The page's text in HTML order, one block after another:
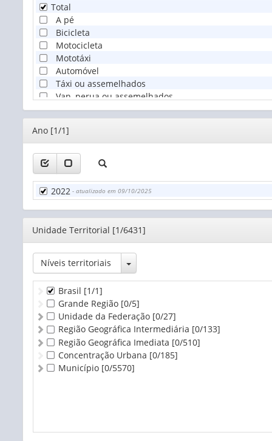
Total
A pé
Bicicleta
Motocicleta
Mototáxi
Automóvel
Táxi ou assemelhados
Van, perua ou assemelhados
Ônibus
BRT ou ônibus de trânsito rápido
Trem ou metrô
Caminhonete ou caminhão adaptado (pau de arara)
Embarcação de médio e grande porte (acima de 20
Embarcação de pequeno porte (até 20 pessoas)
Outros
Editor
Ano [1/1]
2022 - atualizado em 09/10/2025
Editor
Unidade Territorial [1/6431]
Níveis territoriais Toggle Dropdown
Brasil [1/1]
Grande Região [0/5]
Unidade da Federação [0/27]
Região Geográfica Intermediária [0/133]
Região Geográfica Imediata [0/510]
Concentração Urbana [0/185]
Município [0/5570]